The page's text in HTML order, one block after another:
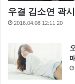
우결 김소연 곽
2016.04.08 12:11:20
매